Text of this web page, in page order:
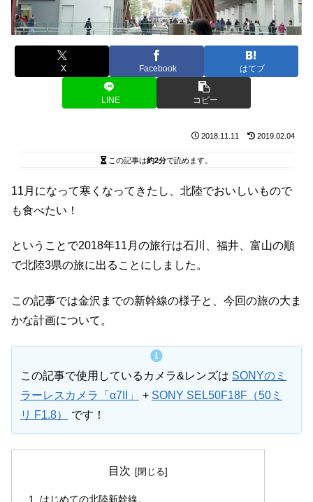
X Facebook はてブ
LINE コピー
2018.11.11 2019.02.04
この記事は約2分で読めます。
11月になって寒くなってきたし、北陸でおいしいもので
も食べたい！
ということで2018年11月の旅行は石川、福井、富山の順
で北陸3県の旅に出ることにしました。
この記事では金沢までの新幹線の様子と、今回の旅の大ま
かな計画について。
この記事で使用しているカメラ&レンズは SONYのミ
ラーレスカメラ「α7II」
+ SONY SEL50F18F（50ミ
リ F1.8）
です！
目次
はじめての北陸新幹線。